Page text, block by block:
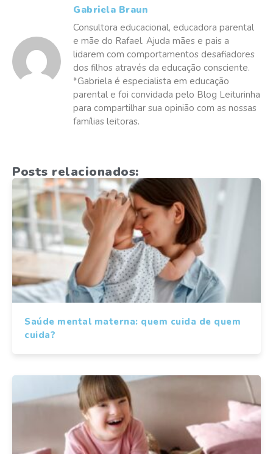
Gabriela Braun
Consultora educacional, educadora parental
e mãe do Rafael. Ajuda mães e pais a
lidarem com comportamentos desafiadores
dos filhos através da educação consciente.
*Gabriela é especialista em educação
parental e foi convidada pelo Blog Leiturinha
para compartilhar sua opinião com as nossas
famílias leitoras.
Posts relacionados:
Saúde mental materna: quem cuida de quem
cuida?